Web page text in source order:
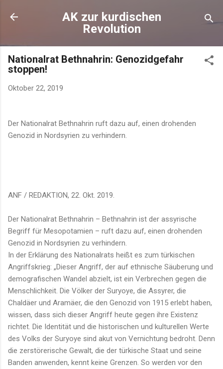
Direkt zum Hauptbereich
AK zur kurdischen
Revolution
Nationalrat Bethnahrin: Genozidgefahr
stoppen!
Oktober 22, 2019
Der Nationalrat Bethnahrin ruft dazu auf, einen drohenden
Genozid in Nordsyrien zu verhindern.
ANF / REDAKTION, 22. Okt. 2019.
Der Nationalrat Bethnahrin – Bethnahrin ist der assyrische
Begriff für Mesopotamien – ruft dazu auf, einen drohenden
Genozid in Nordsyrien zu verhindern.
In der Erklärung des Nationalrats heißt es zum türkischen
Angriffskrieg: „Dieser Angriff, der auf ethnische Säuberung und
demografischen Wandel abzielt, ist ein Verbrechen gegen die
Menschlichkeit. Die Völker der Suryoye, die Assyrer, die
Chaldäer und Aramäer, die den Genozid von 1915 erlebt haben,
wissen, dass sich dieser Angriff heute gegen ihre Existenz
richtet. Die Identität und die historischen und kulturellen Werte
des Volks der Suryoye sind akut von Vernichtung bedroht. Denn
die zerstörerische Gewalt, die der türkische Staat und seine
Banden anwenden, kennt keine Grenzen. So werden vor den